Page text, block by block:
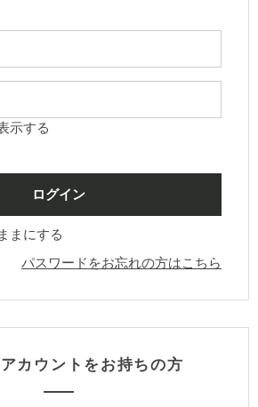
示する
まにする
パスワードをお忘れの方はこちら
カウントをお持ちの方